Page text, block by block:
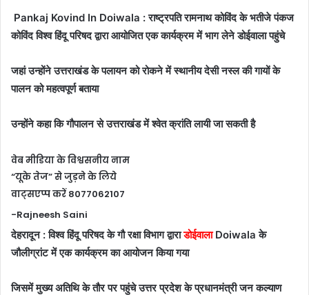
Pankaj Kovind In Doiwala : राष्ट्रपति रामनाथ कोविंद के भतीजे पंकज
कोविंद विश्व हिंदू परिषद द्वारा आयोजित एक कार्यक्रम में भाग लेने डोईवाला पहुंचे
जहां उन्होंने उत्तराखंड के पलायन को रोकने में स्थानीय देसी नस्ल की गायों के
पालन को महत्वपूर्ण बताया
उन्होंने कहा कि गौपालन से उत्तराखंड में श्वेत क्रांति लायी जा सकती है
वेब मीडिया के विश्वसनीय नाम
“यूके तेज” से जुड़ने के लिये
वाट्सएप्प करें 8077062107
-Rajneesh Saini
देहरादून : विश्व हिंदू परिषद के गौ रक्षा विभाग द्वाराडोईवालाDoiwala के
जौलीग्रांट में एक कार्यक्रम का आयोजन किया गया
जिसमें मुख्य अतिथि के तौर पर पहुंचे उत्तर प्रदेश के प्रधानमंत्री जन कल्याण